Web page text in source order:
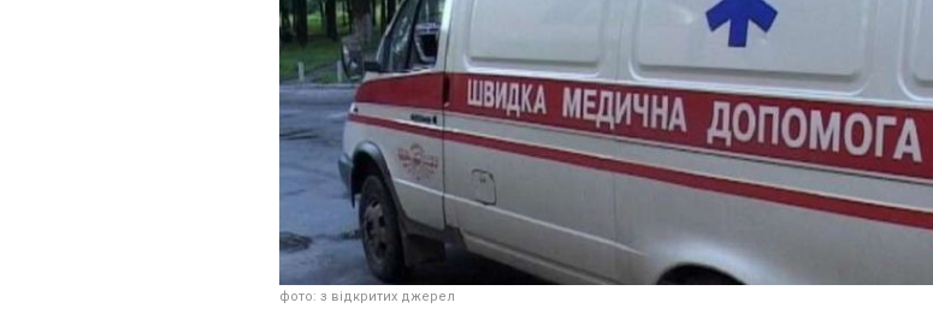
фото: з відкритих джерел